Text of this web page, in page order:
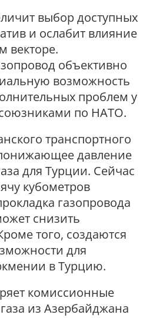
выбор доступных
и ослабит влияние
векторе.
объективно
возможность
проблем у
по НАТО.
транспортного
давление
для Турции. Сейчас
кубометров
газопровода
снизить
того, создаются
для
в Турцию.
комиссионные
из Азербайджана